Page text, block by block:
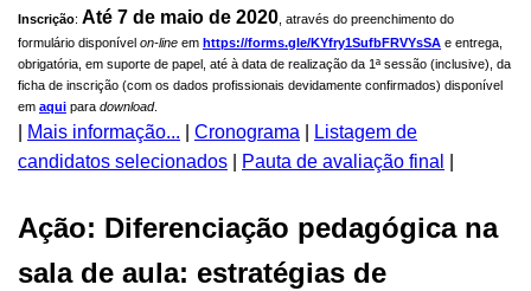
Inscrição: Até 7 de maio de 2020 , através do preenchimento do
formulário disponível on-line em https://forms.gle/KYfry1SufbFRVYsSA e entrega,
obrigatória, em suporte de papel, até à data de realização da 1ª sessão (inclusive), da
ficha de inscrição (com os dados profissionais devidamente confirmados) disponível
em aqui para download.
Mais informação... Cronograma
Listagem de
candidatos selecionados
Pauta de avaliação final
Ação: Diferenciação pedagógica na
sala de aula: estratégias de